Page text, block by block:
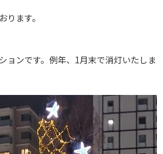
ります。
ョンです。例年、1月末で消灯いたしま